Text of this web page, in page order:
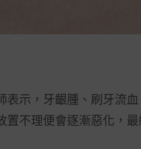
示，牙齦腫、刷牙流
不理便會逐漸惡化，